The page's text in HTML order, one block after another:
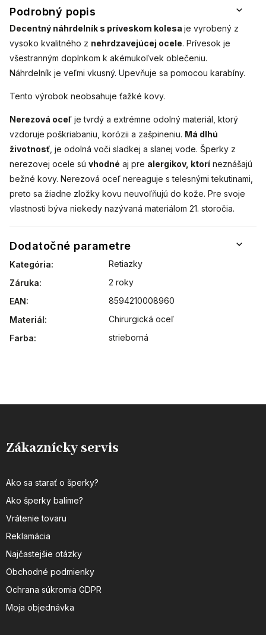
Podrobný popis
Decentný náhrdelník s príveskom kolesa je vyrobený z
vysoko kvalitného z nehrdzavejúcej ocele. Prívesok je
všestranným doplnkom k akémukoľvek oblečeniu.
Náhrdelník je veľmi vkusný. Upevňuje sa pomocou karabíny.
Tento výrobok neobsahuje ťažké kovy.
Nerezová oceľ je tvrdý a extrémne odolný materiál, ktorý
vzdoruje poškriabaniu, korózii a zašpineniu. Má dlhú
životnosť , je odolná voči sladkej a slanej vode. Šperky z
nerezovej ocele sú vhodné aj pre alergikov, ktorí neznášajú
bežné kovy. Nerezová oceľ nereaguje s telesnými tekutinami,
preto sa žiadne zložky kovu neuvoľňujú do kože. Pre svoje
vlastnosti býva niekedy nazývaná materiálom 21. storočia.
Dodatočné parametre
Kategória:
Retiazky
Záruka:
2 roky
EAN:
8594210008960
Materiál:
Chirurgická oceľ
Farba: strieborná
Zákaznícky servis
Ako sa starať o šperky?
Ako šperky balíme?
Vrátenie tovaru
Reklamácia
Najčastejšie otázky
Obchodné podmienky
Ochrana súkromia GDPR
Moja objednávka